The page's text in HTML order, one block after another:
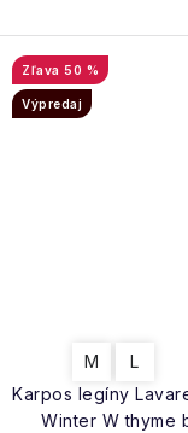
Karpos legíny
Winter W thyme
50 %
Výpredaj
M L